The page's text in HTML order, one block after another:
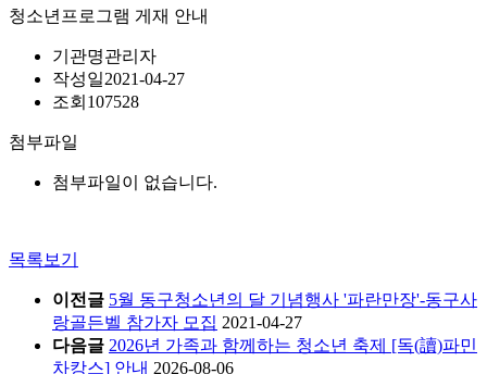
청소년프로그램 게재 안내
기관명관리자
작성일2021-04-27
조회 107528
첨부파일
첨부파일이 없습니다.
목록보기
이전글 5월 동구청소년의 달 기념행사 '파란만장'-동구사
랑골든벨 참가자 모집 2021-04-27
다음글 2026년 가족과 함께하는 청소년 축제 [독(讀)파민
차캉스] 안내 2026-08-06